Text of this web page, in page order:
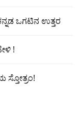
ಒಗಟಿನ ಉತ್ತರ
!
ಸ್ತೋತ್ರಂ!